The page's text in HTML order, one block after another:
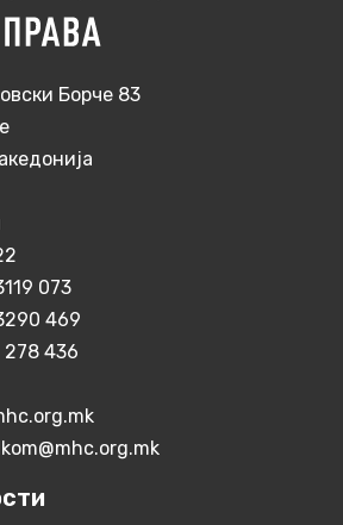
Борче 83
073
469
436